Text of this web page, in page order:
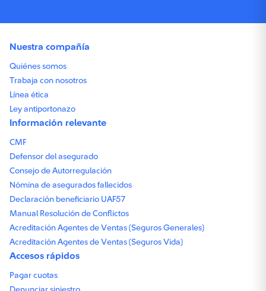
Nuestra compañía
Quiénes somos
Trabaja con nosotros
Línea ética
Ley antiportonazo
Información relevante
CMF
Defensor del asegurado
Consejo de Autorregulación
Nómina de asegurados fallecidos
Declaración beneficiario UAF57
Manual Resolución de Conflictos
Acreditación Agentes de Ventas (Seguros Generales)
Acreditación Agentes de Ventas (Seguros Vida)
Accesos rápidos
Pagar cuotas